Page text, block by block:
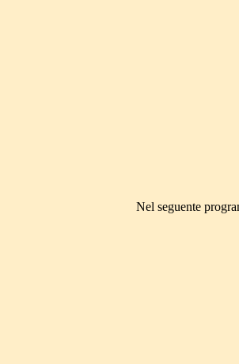
Nel seguente